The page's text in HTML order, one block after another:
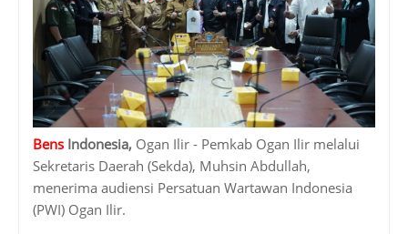
Bens Indonesia, Ogan Ilir - Pemkab Ogan Ilir melalui
Sekretaris Daerah (Sekda), Muhsin Abdullah,
menerima audiensi Persatuan Wartawan Indonesia
(PWI) Ogan Ilir.